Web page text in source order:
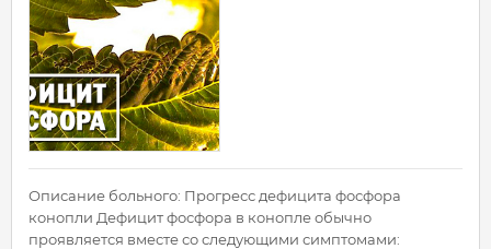
Описание больного: Прогресс дефицита фосфора
конопли Дефицит фосфора в конопле обычно
проявляется вместе со следующими симптомами: